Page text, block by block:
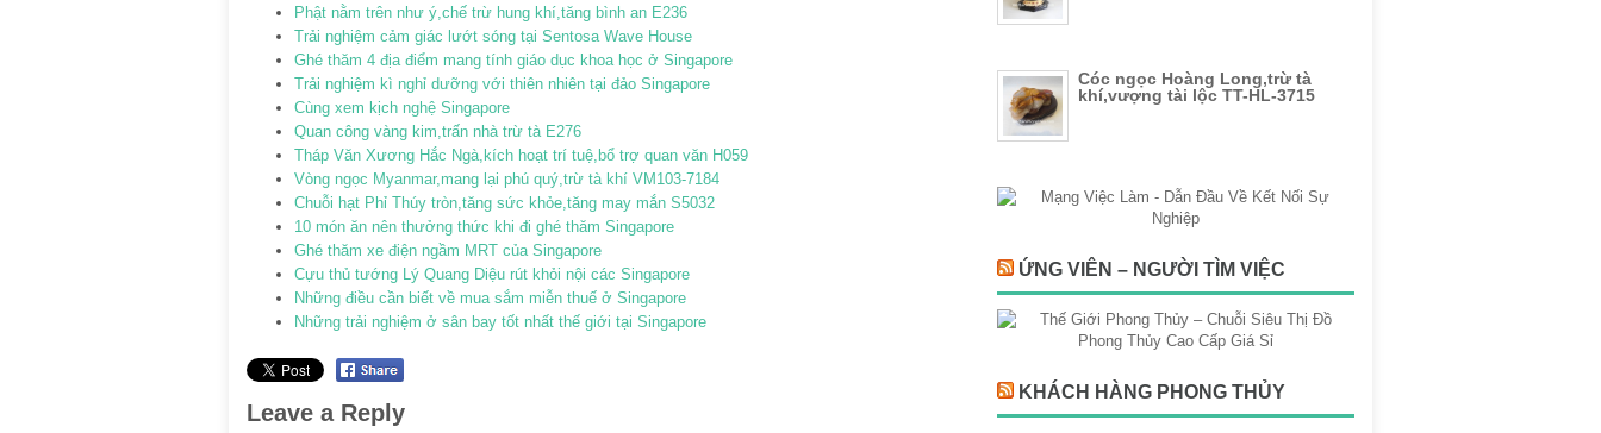
Phật nằm trên như ý,chế trừ hung khí,tăng bình an E236
Trải nghiệm cảm giác lướt sóng tại Sentosa Wave House
Ghé thăm 4 địa điểm mang tính giáo dục khoa học ở Singapore
Trải nghiệm kì nghỉ dưỡng với thiên nhiên tại đảo Singapore
Cùng xem kịch nghệ Singapore
Quan công vàng kim,trấn nhà trừ tà E276
Tháp Văn Xương Hắc Ngà,kích hoạt trí tuệ,bổ trợ quan văn H059
Vòng ngọc Myanmar,mang lại phú quý,trừ tà khí VM103-7184
Chuỗi hạt Phỉ Thúy tròn,tăng sức khỏe,tăng may mắn S5032
10 món ăn nên thưởng thức khi đi ghé thăm Singapore
Ghé thăm xe điện ngầm MRT của Singapore
Cựu thủ tướng Lý Quang Diệu rút khỏi nội các Singapore
Những điều cần biết về mua sắm miễn thuế ở Singapore
Những trải nghiệm ở sân bay tốt nhất thế giới tại Singapore
Leave a Reply
Cóc ngọc Hoàng Long,trừ tà
khí,vượng tài lộc TT-HL-3715
ỨNG VIÊN – NGƯỜI TÌM VIỆC
KHÁCH HÀNG PHONG THỦY